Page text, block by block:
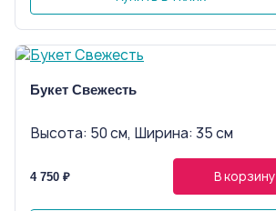
Букет Свежесть
Высота: 50 см, Ширина: 35 см
4 750 ₽ В корзину